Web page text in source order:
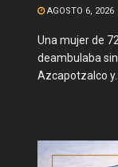
AGOSTO 6, 2026
Una mujer de
deambulaba
Azcapotzalco y...